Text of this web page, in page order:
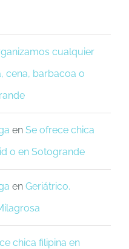
cualquier
cena, barbacoa o
en Se ofrece chica
o en Sotogrande
en Geriátrico.
chica filipina en